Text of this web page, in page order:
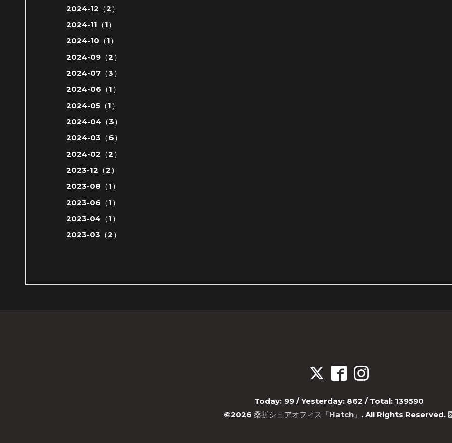
2024-12（2）
2024-11（1）
2024-10（1）
2024-09（2）
2024-07（3）
2024-06（1）
2024-05（1）
2024-04（3）
2024-03（6）
2024-02（2）
2023-12（2）
2023-08（1）
2023-06（1）
2023-04（1）
2023-03（2）
Today: 99 / Yesterday: 862 / Total: 139590
©2026 桑折シェアオフィス「Hatch」 . All Rights Reserved.